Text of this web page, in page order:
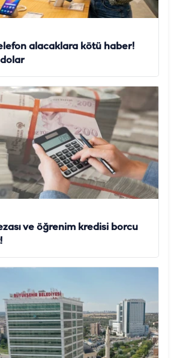
alacaklara kötü haber!
ve öğrenim kredisi borcu